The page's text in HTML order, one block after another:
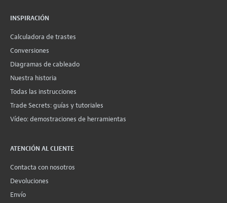
INSPIRACIÓN
Calculadora de trastes
Conversiones
Diagramas de cableado
Nuestra historia
Todas las instrucciones
Trade Secrets: guías y tutoriales
Vídeo: demostraciones de herramientas
ATENCIÓN AL CLIENTE
Contacta con nosotros
Devoluciones
Envío